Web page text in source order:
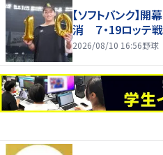
【ソフトバンク】
消 ７・19ロッテ
2026/08/10 16:56野球